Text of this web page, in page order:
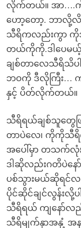
လိုက်တယ်။ အာ….ကို
ဟော့တော့. ဘာလို့လိ
သီရိကလည်းကွာ ကို
တယ်ကိုကို.ဒါပေ
ချစ်တာလေသီရိသိ
ဘဝကို ဒီလိုကြီး…
နှင့် ပိတ်လိုက်တယ်။
သီရိရယ်ချစ်သူတွေဖြ
တာပဲလေ၊ ကိုကိုသီ
အပေါ်မှာ တသက်လုံး
ဒါဆိုလည်းဂတိပဲနေ
ပစ်သွားမယ်ဆိုရင်
ပိုင်ဆိုင်ချင်လွန်းလို့
သီရိရယ် ကျနော်လည်
သီရိမျက်နှာအနှံ့ အ